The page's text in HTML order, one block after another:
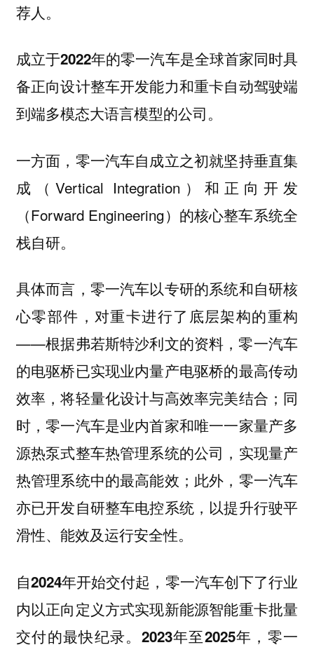
荐人。
成立于2022年的零一汽车是全球首家同时具
备正向设计整车开发能力和重卡自动驾驶端
到端多模态大语言模型的公司。
一方面，零一汽车自成立之初就坚持垂直集
成（Vertical Integration）和正向开发
（Forward Engineering）的核心整车系统全
栈自研。
具体而言，零一汽车以专研的系统和自研核
心零部件，对重卡进行了底层架构的重构
——根据弗若斯特沙利文的资料，零一汽车
的电驱桥已实现业内量产电驱桥的最高传动
效率，将轻量化设计与高效率完美结合；同
时，零一汽车是业内首家和唯一一家量产多
源热泵式整车热管理系统的公司，实现量产
热管理系统中的最高能效；此外，零一汽车
亦已开发自研整车电控系统，以提升行驶平
滑性、能效及运行安全性。
自2024年开始交付起，零一汽车创下了行业
内以正向定义方式实现新能源智能重卡批量
交付的最快纪录。2023年至2025年，零一